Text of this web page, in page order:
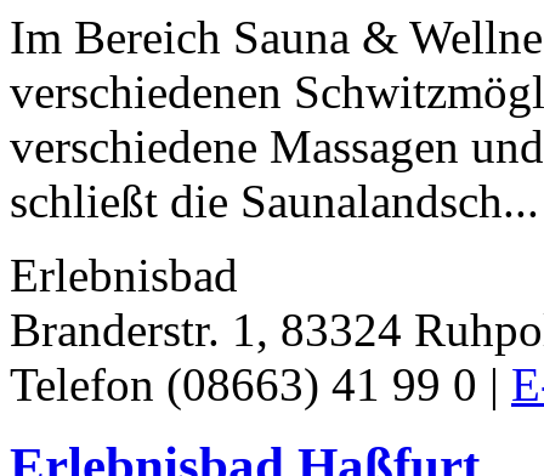
Im Bereich Sauna &
verschiedenen
verschiedene Massagen
schließt die Saunalandsch...
Erlebnisbad
Branderstr. 1, 83324
Telefon (08663) 41 99 0 |